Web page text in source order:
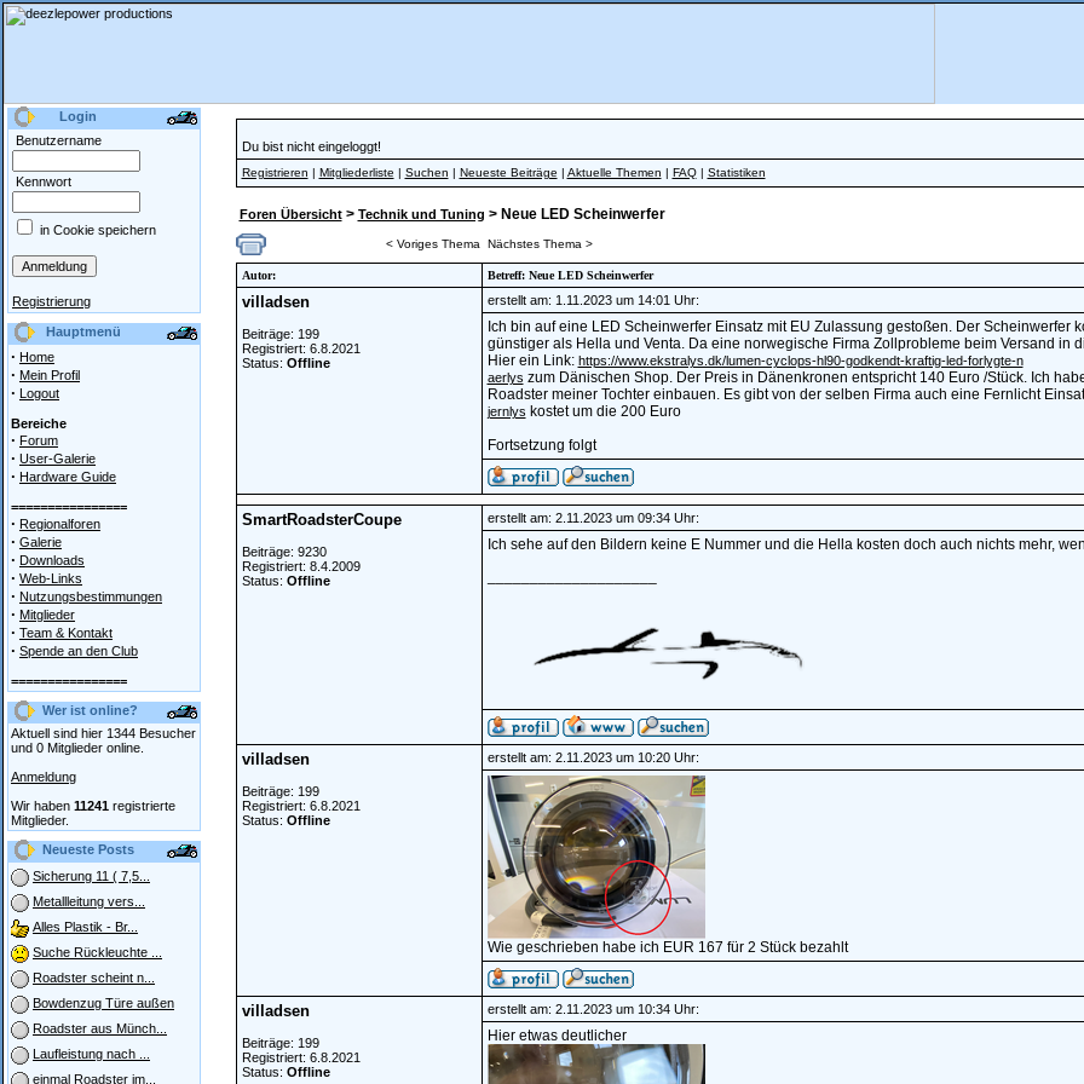
Login
Benutzername
Kennwort
in Cookie speichern
Registrierung
Hauptmenü
· Home
· Mein Profil
· Logout
Bereiche
· Forum
· User-Galerie
· Hardware Guide
================
· Regionalforen
· Galerie
· Downloads
· Web-Links
· Nutzungsbestimmungen
· Mitglieder
· Team & Kontakt
· Spende an den Club
================
Wer ist online?
Aktuell sind hier 1344 Besucher
und 0 Mitglieder online.
Anmeldung
Wir haben 11241 registrierte
Mitglieder.
Neueste Posts
Sicherung 11 ( 7,5...
Metallleitung vers...
Alles Plastik - Br...
Suche Rückleuchte ...
Roadster scheint n...
Bowdenzug Türe außen
Roadster aus Münch...
Laufleistung nach ...
einmal Roadster im...
Du bist nicht eingeloggt!
Registrieren | Mitgliederliste | Suchen | Neueste Beiträge | Aktuelle Themen | FAQ| Statistiken
Foren Übersicht> Technik und Tuning > Neue LED Scheinwerfer
< Voriges Thema Nächstes Thema >
Autor: Betreff: Neue LED Scheinwerfer
villadsen
Beiträge: 199
Registriert: 6.8.2021
Status: Offline
erstellt am: 1.11.2023 um 14:01 Uhr:
Ich bin auf eine LED Scheinwerfer Einsatz mit EU Zulassung gestoßen. Der
günstiger als Hella und Venta. Da eine norwegische Firma Zollprobleme beim Versand in
Hier ein Link: https://www.ekstralys.dk/lumen-cyclops-hl90-godkendt-kraftig-led-forlygte-n
aerlys zum Dänischen Shop. Der Preis in Dänenkronen entspricht 140 Euro /Stück. Ich
Roadster meiner Tochter einbauen. Es gibt von der selben Firma auch eine Fernlicht
jernlys kostet um die 200 Euro
Fortsetzung folgt
SmartRoadsterCoupe
Beiträge: 9230
Registriert: 8.4.2009
Status: Offline
erstellt am: 2.11.2023 um 09:34 Uhr:
Ich sehe auf den Bildern keine E Nummer und die Hella kosten doch auch nichts mehr,
villadsen
Beiträge: 199
Registriert: 6.8.2021
Status: Offline
erstellt am: 2.11.2023 um 10:20 Uhr:
Wie geschrieben habe ich EUR 167 für 2 Stück bezahlt
villadsen
Beiträge: 199
Registriert: 6.8.2021
Status: Offline
erstellt am: 2.11.2023 um 10:34 Uhr:
Hier etwas deutlicher